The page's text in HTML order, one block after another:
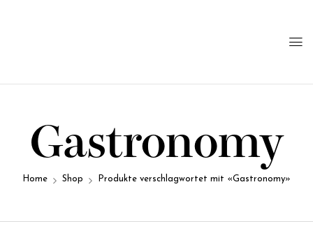
Gastronomy
Home Shop Produkte verschlagwortet mit «Gastronomy»